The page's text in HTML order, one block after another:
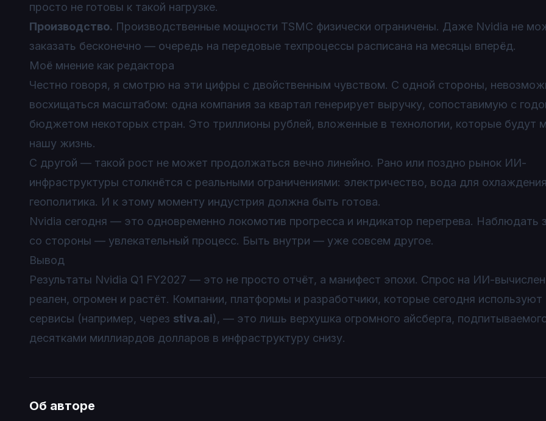
просто не готовы к такой нагрузке.
Производство. Производственные мощности TSMC физически ограничены. Даже Nvidia не
заказать бесконечно — очередь на передовые техпроцессы расписана на месяцы вперёд.
Моё мнение как редактора
Честно говоря, я смотрю на эти цифры с двойственным чувством. С одной стороны,
восхищаться масштабом: одна компания за квартал генерирует выручку, сопоставимую с
бюджетом некоторых стран. Это триллионы рублей, вложенные в технологии, которые будут
нашу жизнь.
С другой — такой рост не может продолжаться вечно линейно. Рано или поздно рынок ИИ-
инфраструктуры столкнётся с реальными ограничениями: электричество, вода для
геополитика. И к этому моменту индустрия должна быть готова.
Nvidia сегодня — это одновременно локомотив прогресса и индикатор перегрева. Наблюдать
со стороны — увлекательный процесс. Быть внутри — уже совсем другое.
Вывод
Результаты Nvidia Q1 FY2027 — это не просто отчёт, а манифест эпохи. Спрос на ИИ-
реален, огромен и растёт. Компании, платформы и разработчики, которые сегодня
сервисы (например, через stiva.ai), — это лишь верхушка огромного айсберга,
десятками миллиардов долларов в инфраструктуру снизу.
Об авторе